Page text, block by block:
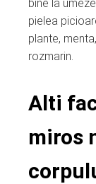
bine la
pielea
plante,
rozmarin.
Alti
miros